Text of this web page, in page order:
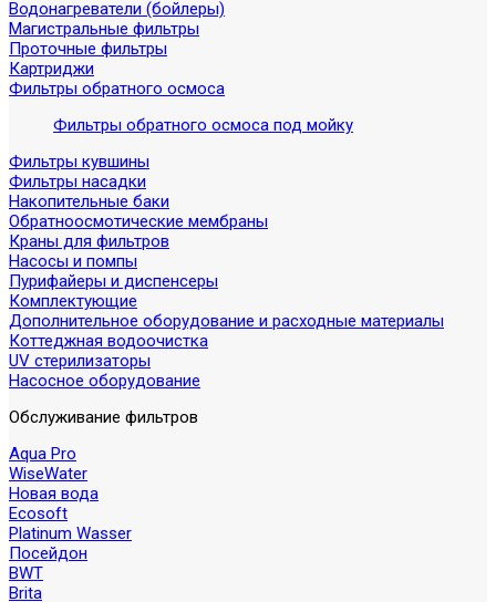
Водонагреватели (бойлеры)
Магистральные фильтры
Проточные фильтры
Картриджи
Фильтры обратного осмоса
Фильтры обратного осмоса под мойку
Фильтры кувшины
Фильтры насадки
Накопительные баки
Обратноосмотические мембраны
Краны для фильтров
Насосы и помпы
Пурифайеры и диспенсеры
Комплектующие
Дополнительное оборудование и расходные материалы
Коттеджная водоочистка
UV стерилизаторы
Насосное оборудование
Обслуживание фильтров
Aqua Pro
WiseWater
Новая вода
Ecosoft
Platinum Wasser
Посейдон
BWT
Brita